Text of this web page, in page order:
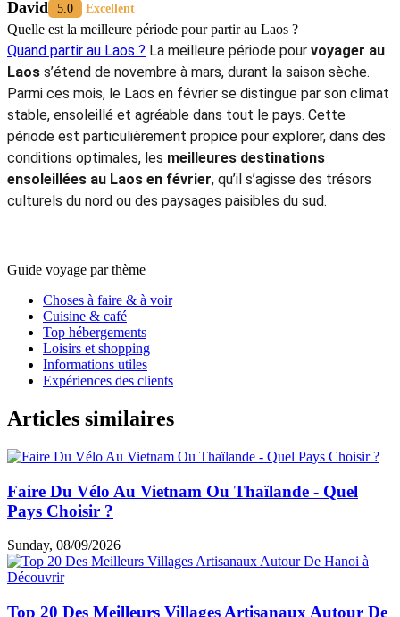
LeLaos en févrierest une destination idéale pour ceux qui
recherchent soleil, sérénité et authenticité. Grâce à une
février sèche et agréable sur tout le territoire, il est facile d’organiser
un itinéraire du nord au sud : patrimoine UNESCO à Luang
Prabang, aventures à Vang Vieng, détente aux 4 000 îles. Moins
animé que d’autres destinations d’Asie du Sud-Est, le Laos séduit
par son rythme lent, l’hospitalité de sa population et la beauté intacte
de ses paysages. Si vous hésitez encoreoù partir en février au
soleil au Laos, ce pays discret mais fascinant mérite pleinement sa
place parmi lesmeilleures destinations ensoleillées au Laos en
février
Pour organiser votrevoyage au Laos, vous pouvez faire confiance
>Laos Informations utiles
Guide de voyage Laos
15 jours au Laos
Laos Circuits
5/5 - (1002 Vote)
Combien de jours rester au Laos ?
Laos en février, un séjour de10 jours au Laosà15 jours au
Laos
ou21 jours au Laos
est conseillé. Cela permet de
combiner Luang Prabang, Vang Vieng, Vientiane et le sud vers
Pakse et Si Phan Don. Grâce au climat sec et favorable,
l’itinéraire peut être optimisé pour découvrir le pays du nord
au sud dans d’excellentes conditions.
Bethany
Laos convient-il pour un voyage nature et aventure ?